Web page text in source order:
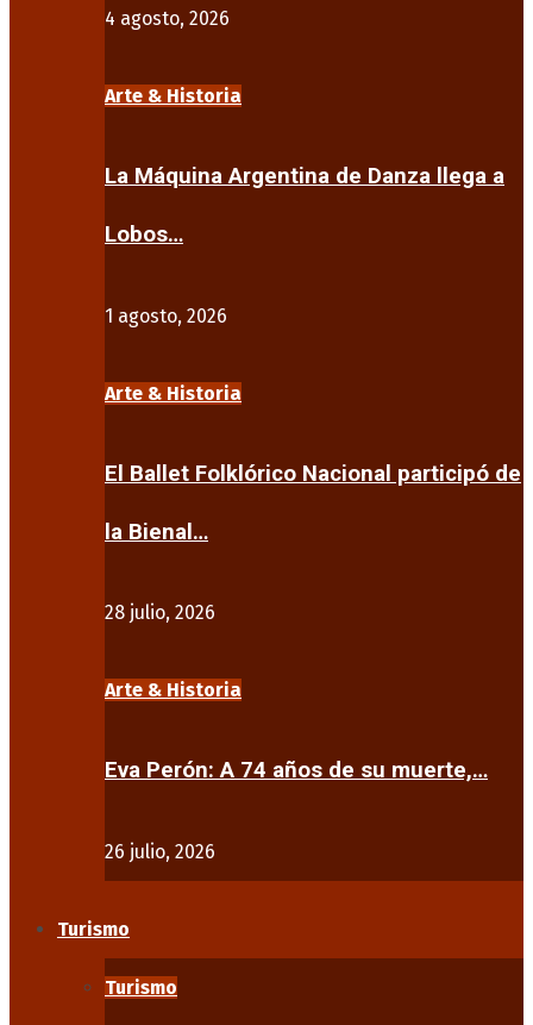
4 agosto, 2026
Arte & Historia
La Máquina Argentina de Danza llega a
Lobos…
1 agosto, 2026
Arte & Historia
El Ballet Folklórico Nacional participó de
la Bienal…
28 julio, 2026
Arte & Historia
Eva Perón: A 74 años de su muerte,…
26 julio, 2026
Turismo
Turismo